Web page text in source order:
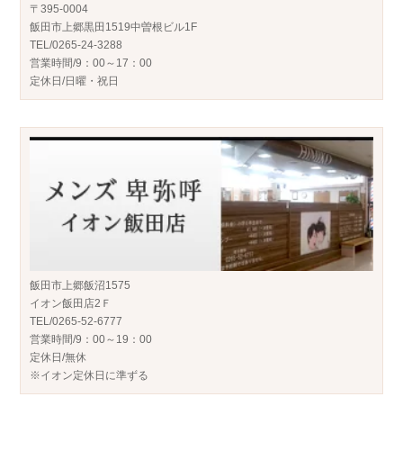
〒395-0004
飯田市上郷黒田1519中曽根ビル1F
TEL/0265-24-3288
営業時間/9：00～17：00
定休日/日曜・祝日
飯田市上郷飯沼1575
イオン飯田店2Ｆ
TEL/0265-52-6777
営業時間/9：00～19：00
定休日/無休
※イオン定休日に準ずる